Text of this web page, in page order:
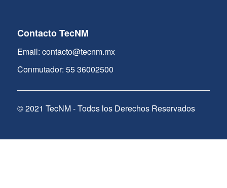
Contacto TecNM
Email: contacto@tecnm.mx
Conmutador: 55 36002500
© 2021 TecNM - Todos los Derechos Reservados